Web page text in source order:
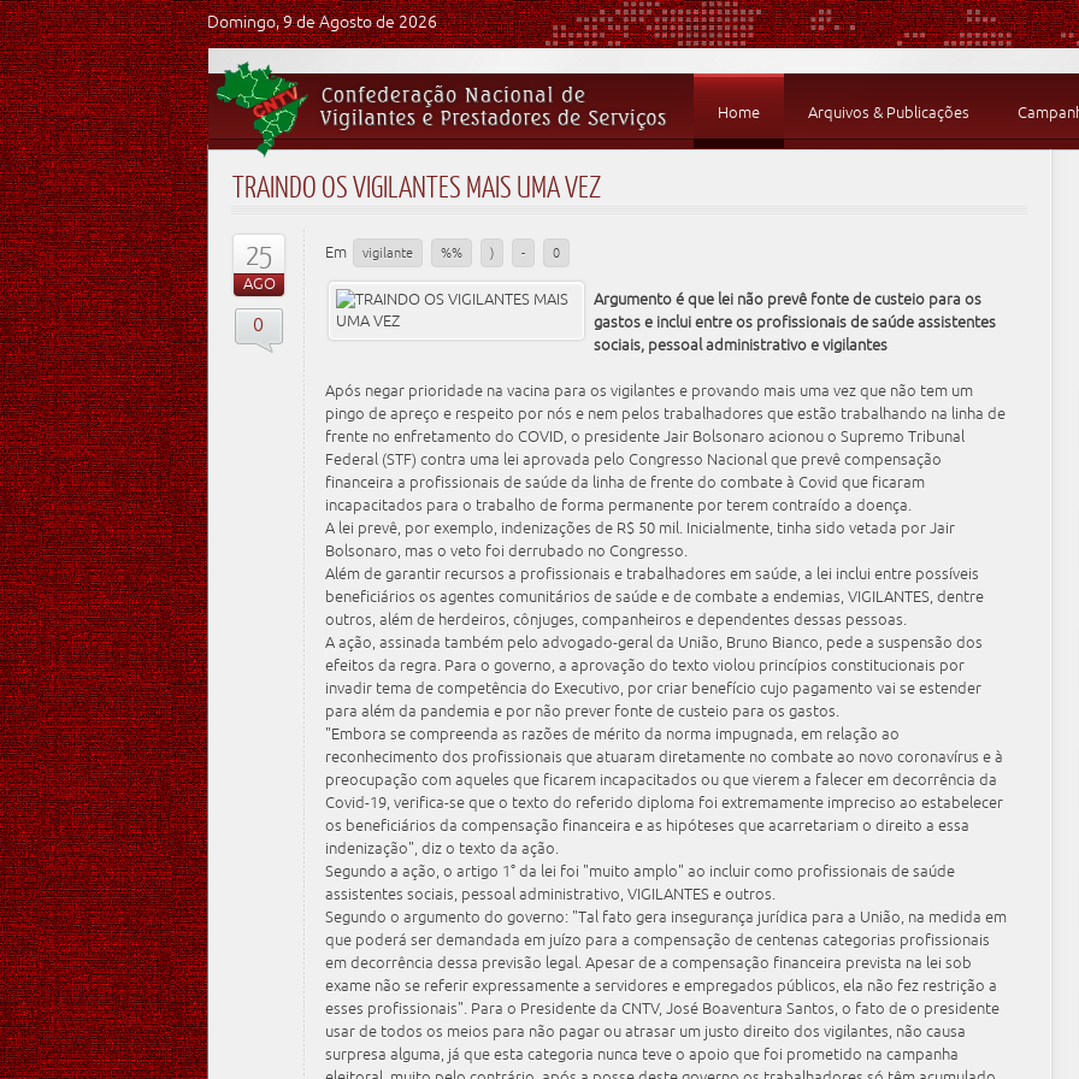
Domingo, 9 de Agosto de 2026
Home Arquivos & Publicações
TRAINDO OS VIGILANTES MAIS UMA VEZ
25
AGO
0
Em vigilante %% ) - 0
Argumento é que lei não prevê fonte de custeio para os
gastos e inclui entre os profissionais de saúde assistentes
sociais, pessoal administrativo e vigilantes
Após negar prioridade na vacina para os vigilantes e provando mais uma vez que não tem um
pingo de apreço e respeito por nós e nem pelos trabalhadores que estão trabalhando na linha de
frente no enfretamento do COVID, o presidente Jair Bolsonaro acionou o Supremo Tribunal
Federal (STF) contra uma lei aprovada pelo Congresso Nacional que prevê compensação
financeira a profissionais de saúde da linha de frente do combate à Covid que ficaram
incapacitados para o trabalho de forma permanente por terem contraído a doença.
A lei prevê, por exemplo, indenizações de R$ 50 mil. Inicialmente, tinha sido vetada por Jair
Bolsonaro, mas o veto foi derrubado no Congresso.
Além de garantir recursos a profissionais e trabalhadores em saúde, a lei inclui entre possíveis
beneficiários os agentes comunitários de saúde e de combate a endemias, VIGILANTES, dentre
outros, além de herdeiros, cônjuges, companheiros e dependentes dessas pessoas.
A ação, assinada também pelo advogado-geral da União, Bruno Bianco, pede a suspensão dos
efeitos da regra. Para o governo, a aprovação do texto violou princípios constitucionais por
invadir tema de competência do Executivo, por criar benefício cujo pagamento vai se estender
para além da pandemia e por não prever fonte de custeio para os gastos.
"Embora se compreenda as razões de mérito da norma impugnada, em relação ao
reconhecimento dos profissionais que atuaram diretamente no combate ao novo coronavírus e à
preocupação com aqueles que ficarem incapacitados ou que vierem a falecer em decorrência da
Covid-19, verifica-se que o texto do referido diploma foi extremamente impreciso ao estabelecer
os beneficiários da compensação financeira e as hipóteses que acarretariam o direito a essa
indenização", diz o texto da ação.
Segundo a ação, o artigo 1° da lei foi "muito amplo" ao incluir como profissionais de saúde
assistentes sociais, pessoal administrativo, VIGILANTES e outros.
Segundo o argumento do governo: "Tal fato gera insegurança jurídica para a União, na medida em
que poderá ser demandada em juízo para a compensação de centenas categorias profissionais
em decorrência dessa previsão legal. Apesar de a compensação financeira prevista na lei sob
exame não se referir expressamente a servidores e empregados públicos, ela não fez restrição a
esses profissionais". Para o Presidente da CNTV, José Boaventura Santos, o fato de o presidente
usar de todos os meios para não pagar ou atrasar um justo direito dos vigilantes, não causa
surpresa alguma, já que esta categoria nunca teve o apoio que foi prometido na campanha